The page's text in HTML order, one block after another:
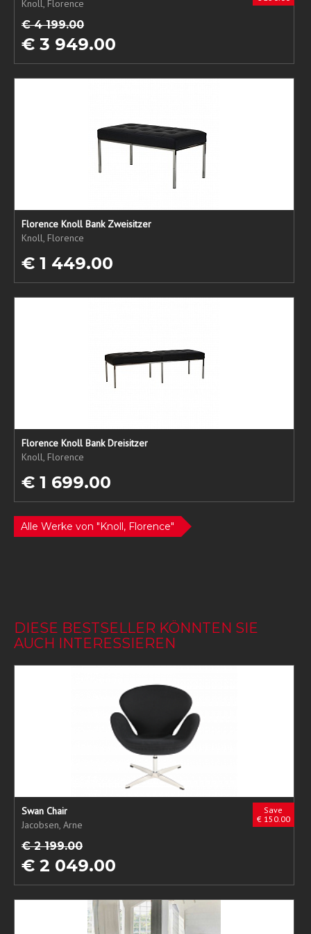
Knoll, Florence
€ 4 199.00
€ 3 949.00
Florence Knoll Bank Zweisitzer
Knoll, Florence
€ 1 449.00
Florence Knoll Bank Dreisitzer
Knoll, Florence
€ 1 699.00
Alle Werke von "Knoll, Florence"
DIESE BESTSELLER KÖNNTEN SIE
AUCH INTERESSIEREN
Save
€ 150.00
Swan Chair
Jacobsen, Arne
€ 2 199.00
€ 2 049.00